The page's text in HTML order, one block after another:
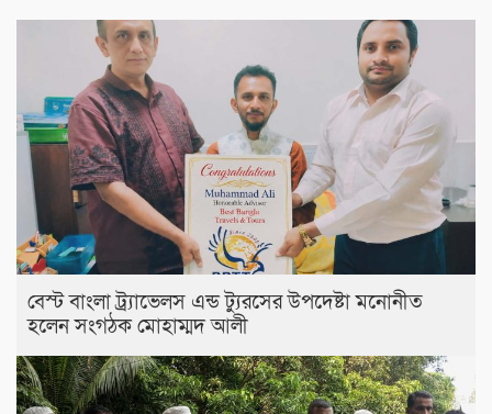
বেস্ট বাংলা ট্র্যাভেলস এন্ড ট্যুরসের উপদেষ্টা মনোনীত
হলেন সংগঠক মোহাম্মদ আলী